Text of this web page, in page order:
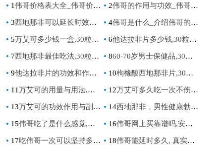
1伟哥价格表大全_伟哥价格一览表，详细了解价格及产品信息 2伟哥的作用与功效_伟哥：功能、用途及其优势
3西地那非可以延长时效吗_西地那非是否具有延长药效的作用？ 4伟哥是什么_介绍伟哥的用途，剂量与注意事项
5万艾可多少钱一盒,30粒伟哥价格表：最新价格分析与购买指南 6他达拉非片多少钱,30粒伟哥价格表：2023年最新价格对比与购买指南
7西地那非最佳吃法,30粒伟哥价格表：科学用药指南与价格对比分析 860-70岁男士保健品,30粒伟哥价格表：中老年男性健康指南与价格对比分析
9他达拉非片的功效和作用及禁忌,30粒伟哥价格表：全面解析与价格指南 10枸橼酸西地那非片,30粒伟哥价格表：全面了解市场价格与购买指南
11万艾可的用量与用法,科学指导男性健康用药指南 12万艾可多久吃一次不伤身体,安全用药指南,副作用与服用频率解析
13万艾可的功效作用与副作用,全面解析男性健康用药指南 14西地那非，男性健康勃起功能障碍的有效药物
15伟哥吃了是什么感觉,揭秘男性服用伟哥的真实体验与感受 16伟哥网上买靠谱吗,安全购买指南与风险分析
17吃伟哥一次可以坚持多久, 效果持续时间与影响因素全面解析 18伟哥能延时多久, 真实效果与使用指南